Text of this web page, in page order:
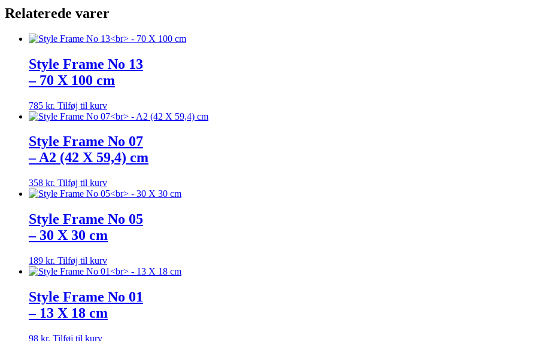
84,1
antal
Relaterede varer
Style Frame No 13
– 70 X 100 cm
785 kr. Tilføj til kurv
Style Frame No 07
– A2 (42 X 59,4) cm
358 kr. Tilføj til kurv
Style Frame No 05
– 30 X 30 cm
189 kr. Tilføj til kurv
Style Frame No 01
– 13 X 18 cm
98 kr. Tilføj til kurv